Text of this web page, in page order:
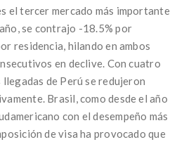
el tercer mercado más importante
se contrajo -18.5% por
residencia, hilando en ambos
en declive. Con cuatro
de Perú se redujeron
Brasil, como desde el año
con el desempeño más
de visa ha provocado que